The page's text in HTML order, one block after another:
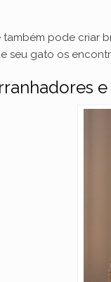
também pode criar
seu gato os